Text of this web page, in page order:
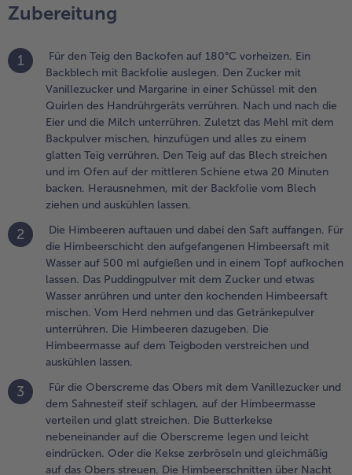
Für
Wasser auf
und
einem Topf
dem
und
Wasser
und
Vom
nehmen
das
Himbeeren
Die
Zubereitung
1
Für den Teig den Backofen auf 180°C vorheizen. Ein
Backblech mit Backfolie auslegen. Den Zucker mit
Vanillezucker und Margarine in einer Schüssel mit den
Quirlen des Handrührgeräts verrühren. Nach und nach die
Eier und die Milch unterrühren. Zuletzt das Mehl mit dem
Backpulver mischen, hinzufügen und alles zu einem
glatten Teig verrühren. Den Teig auf das Blech streichen
und im Ofen auf der mittleren Schiene etwa 20 Minuten
backen. Herausnehmen, mit der Backfolie vom Blech
ziehen und auskühlen lassen.
2
Die Himbeeren auftauen und dabei den Saft auffangen. Für
die Himbeerschicht den aufgefangenen Himbeersaft mit
Wasser auf 500 ml aufgießen und in einem Topf aufkochen
lassen. Das Puddingpulver mit dem Zucker und etwas
Wasser anrühren und unter den kochenden Himbeersaft
mischen. Vom Herd nehmen und das Getränkepulver
unterrühren. Die Himbeeren dazugeben. Die
Himbeermasse auf dem Teigboden verstreichen und
auskühlen lassen.
3
Für die Oberscreme das Obers mit dem Vanillezucker und
dem Sahnesteif steif schlagen, auf der Himbeermasse
verteilen und glatt streichen. Die Butterkekse
nebeneinander auf die Oberscreme legen und leicht
eindrücken. Oder die Kekse zerbröseln und gleichmäßig
auf das Obers streuen. Die Himbeerschnitten über Nacht